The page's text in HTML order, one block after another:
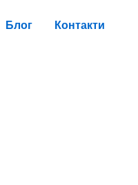
Блог Контакти